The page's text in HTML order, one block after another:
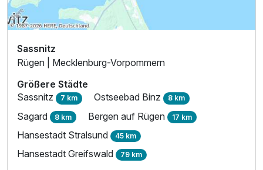
Für 7 Tage p.P. ab280,00 €
Familienzimmer seitl. Meerblick
2 Erwachsene und 2 Kinder
Sassnitz
Rügen | Mecklenburg-Vorpommern
Größere Städte
Sassnitz 7 km Ostseebad Binz 8 km
Sagard 8 km Bergen auf Rügen 17 km
Hansestadt Stralsund 45 km
Hansestadt Greifswald 79 km